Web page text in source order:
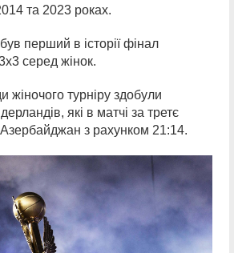
та 2023 роках.
перший в історії фінал
серед жінок.
жіночого турніру здобули
які в матчі за третє
з рахунком 21:14.